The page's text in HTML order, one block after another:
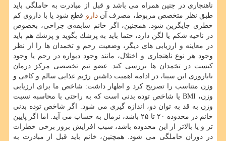
ناهنجاری در جنین همراه می باشد و قبل از مبادرت به حاملگی باید
طبق نظر متخصص مربوط، مصرف آندارو قطع شود یا با داروی كم
خطری جایگزین شود. همچنین، اگر خانم سابقه‌ی جراحی، بخصوص
در ناحیه شكم یا لگن دارد، حتما باید به پزشك بگوید و پزشك هم باید
در معاینه و ارزیابی های دیگر، وضعیت رحم و تخمدان ها را از نظر
وجود هر نوع ناهنجاری و اختلال، مانند وجود دیواره در رحم یا وجود
كیست در تخمدان ها بررسی كند. عضو تیم تخصصی مركز درمان
ناباروری ابن سینا، در ادامه اهمیت داشتن رژیم غذایی سالم و كافی و
وزن متناسب را تصریح كرد و اظهار داشت: شاخص ما برای ارزیابی
وزن، BMI یا شاخص توده بدنی است كه به راحتی با محاسبه نسبت
وزن به قد به توان دو، اندازه گیری می شود. اگر شاخص توده بدنی
خانم در محدوده ۲۰ تا ۲۵ باشد، نرمال به حساب می آید. اما اگر پایین
تر و یا بالاتر از این محدوده باشد، سبب افزایش بروز برخی خطرات
در دوران حاملگی می شود. همچنین، خانم باید قبل از مبادرت به